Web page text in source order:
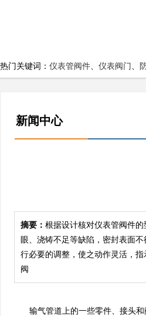
热门关键词： 仪表管阀件、 仪表阀门 、
新闻中心
摘要： 根据设计核对仪表管阀件的型
眼、浇铸不足等缺陷，密封表
行必要的调整，使之动作灵活
阀
输气管道上的一些零件、接